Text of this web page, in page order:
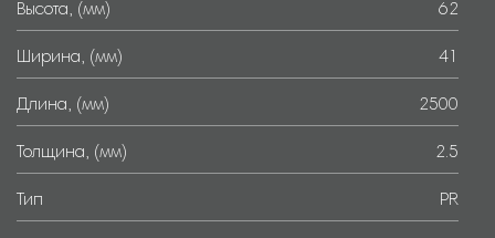
Высота, (мм) 62
Ширина, (мм) 41
Длина, (мм) 2500
Толщина, (мм) 2.5
Тип PR